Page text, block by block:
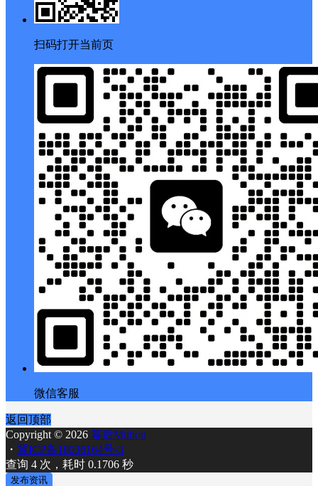
扫码打开当前页
微信客服
返回顶部
Copyright © 2026 幕后Muhou
・ 冀ICP备18036164号-3
查询 4 次，耗时 0.1706 秒
发布资讯